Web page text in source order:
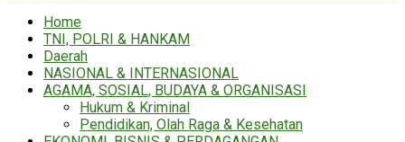
Home
TNI, POLRI & HANKAM
Daerah
NASIONAL & INTERNASIONAL
AGAMA, SOSIAL, BUDAYA & ORGANISASI
Hukum & Kriminal
Pendidikan, Olah Raga & Kesehatan